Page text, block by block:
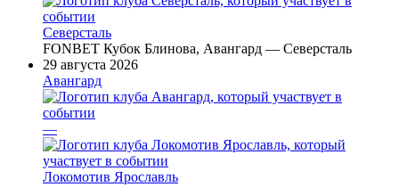
Северсталь
FONBET Кубок Блинова, Авангард — Северсталь
29 августа 2026
Авангард
—
Локомотив Ярославль